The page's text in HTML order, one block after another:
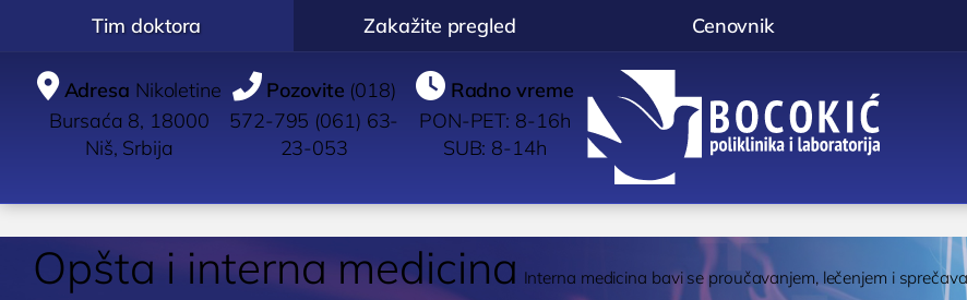
Tim doktora Zakažite pregled Cenovnik
 Adresa Nikoletine
Bursaća 8, 18000
Niš, Srbija
 Pozovite (018)
572-795 (061) 63-
23-053
 Radno vreme
PON-PET: 8-16h
SUB: 8-14h
Opšta i interna medicina Interna medicina bavi se proučavanjem, lečenjem i